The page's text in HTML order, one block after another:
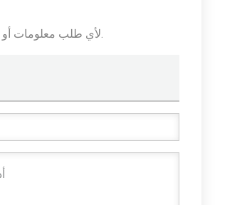
لأي طلب معلومات أو دعم فني، املأ النموذج. جميع الحقول التي تحمل علامة النجمة* مطلوبة.